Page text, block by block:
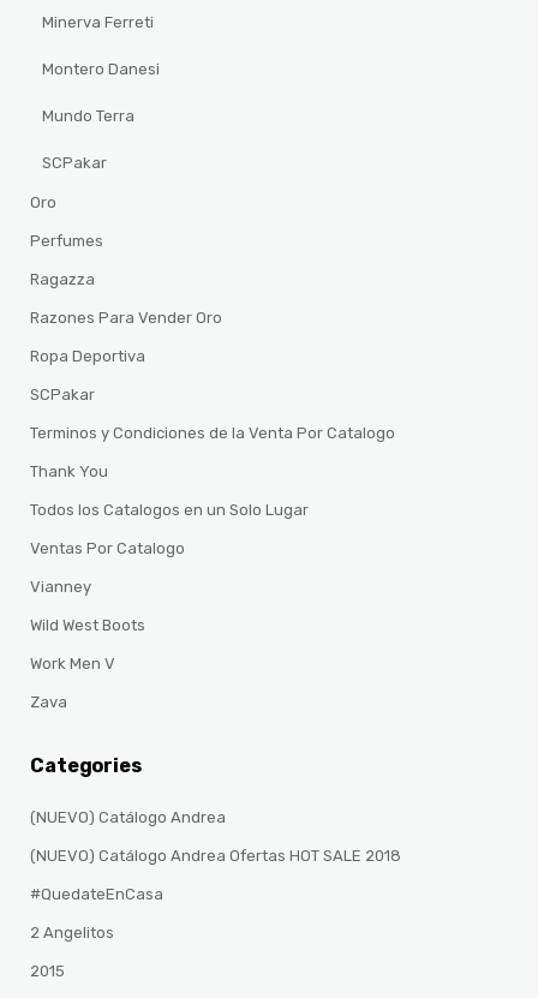
Minerva Ferreti
Montero Danesi
Mundo Terra
SCPakar
Oro
Perfumes
Ragazza
Razones Para Vender Oro
Ropa Deportiva
SCPakar
Terminos y Condiciones de la Venta Por Catalogo
Thank You
Todos los Catalogos en un Solo Lugar
Ventas Por Catalogo
Vianney
Wild West Boots
Work Men V
Zava
Categories
(NUEVO) Catálogo Andrea
(NUEVO) Catálogo Andrea Ofertas HOT SALE 2018
#QuedateEnCasa
2 Angelitos
2015